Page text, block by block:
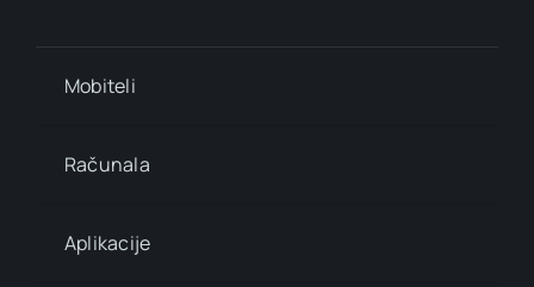
Mobiteli
Računala
Aplikacije